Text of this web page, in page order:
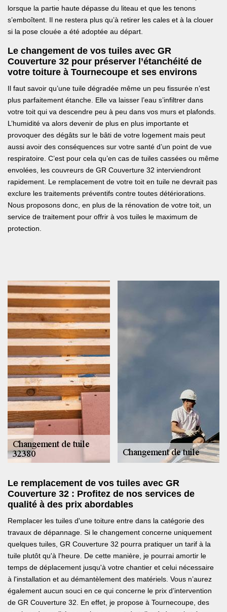
lorsque la partie haute dépasse du liteau et que les tenons
s’emboîtent. Il ne restera plus qu’à retirer les cales et à la clouer
si la pose clouée a été adoptée au départ.
Le changement de vos tuiles avec GR
Couverture 32 pour préserver l’étanchéité de
votre toiture à Tournecoupe et ses environs
Il faut savoir qu’une tuile dégradée même un peu fissurée n’est
plus parfaitement étanche. Elle va laisser l’eau s’infiltrer dans
votre toit qui va descendre peu à peu dans vos murs et plafonds.
L’humidité va alors devenir de plus en plus importante et
provoquer des dégâts sur le bâti de votre logement mais peut
aussi avoir des conséquences sur votre santé d’un point de vue
respiratoire. C’est pour cela qu’en cas de tuiles cassées ou même
envolées, les couvreurs de GR Couverture 32 interviendront
rapidement. Le remplacement de votre toit en tuile ne devrait pas
exclure les traitements préventifs contre toutes détériorations.
Nous proposons donc, en plus de la rénovation de votre toit, un
service de traitement pour offrir à vos tuiles le maximum de
protection.
Le remplacement de vos tuiles avec GR
Couverture 32 : Profitez de nos services de
qualité à des prix abordables
Remplacer les tuiles d'une toiture entre dans la catégorie des
travaux de dépannage. Si le changement concerne uniquement
quelques tuiles, GR Couverture 32 pourra pratiquer un tarif à la
tuile plutôt qu'à l'heure. De cette manière, je pourrai amortir le
temps de déplacement jusqu'à votre chantier et celui nécessaire
à l'installation et au démantèlement des matériels. Vous n’aurez
également aucun souci en ce qui concerne le prix d’intervention
de GR Couverture 32. En effet, je propose à Tournecoupe, des